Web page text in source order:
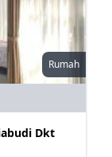
Rumah
Dkt